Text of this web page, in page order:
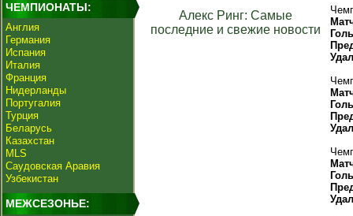
ЧЕМПИОНАТЫ:
Англия
Германия
Испания
Италия
Франция
Нидерланды
Португалия
Турция
Беларусь
Казахстан
MLS
Саудовская Аравия
Узбекистан
МЕЖСЕЗОНЬЕ:
Алекс Ринг: Самые
последние и свежие новости